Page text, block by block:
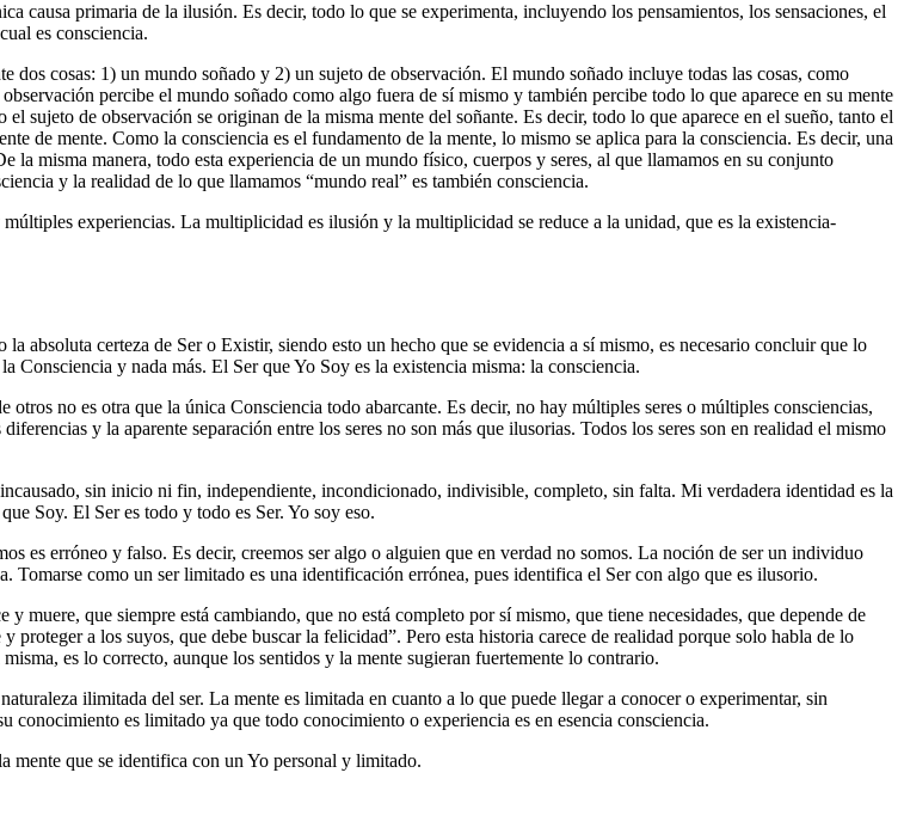
causa primaria de la ilusión. Es decir, todo lo que se experimenta, incluyendo los pensamientos, los sensaciones, el
es consciencia.
dos cosas: 1) un mundo soñado y 2) un sujeto de observación. El mundo soñado incluye todas las cosas, como
percibe el mundo soñado como algo fuera de sí mismo y también percibe todo lo que aparece en su mente
sujeto de observación se originan de la misma mente del soñante. Es decir, todo lo que aparece en el sueño, tanto el
de mente. Como la consciencia es el fundamento de la mente, lo mismo se aplica para la consciencia. Es decir, una
misma manera, todo esta experiencia de un mundo físico, cuerpos y seres, al que llamamos en su conjunto
y la realidad de lo que llamamos “mundo real” es también consciencia.
experiencias. La multiplicidad es ilusión y la multiplicidad se reduce a la unidad, que es la existencia-
absoluta certeza de Ser o Existir, siendo esto un hecho que se evidencia a sí mismo, es necesario concluir que lo
Consciencia y nada más. El Ser que Yo Soy es la existencia misma: la consciencia.
otros no es otra que la única Consciencia todo abarcante. Es decir, no hay múltiples seres o múltiples consciencias,
y la aparente separación entre los seres no son más que ilusorias. Todos los seres son en realidad el mismo
sin inicio ni fin, independiente, incondicionado, indivisible, completo, sin falta. Mi verdadera identidad es la
Soy. El Ser es todo y todo es Ser. Yo soy eso.
es erróneo y falso. Es decir, creemos ser algo o alguien que en verdad no somos. La noción de ser un individuo
Tomarse como un ser limitado es una identificación errónea, pues identifica el Ser con algo que es ilusorio.
que siempre está cambiando, que no está completo por sí mismo, que tiene necesidades, que depende de
a los suyos, que debe buscar la felicidad”. Pero esta historia carece de realidad porque solo habla de lo
es lo correcto, aunque los sentidos y la mente sugieran fuertemente lo contrario.
ilimitada del ser. La mente es limitada en cuanto a lo que puede llegar a conocer o experimentar, sin
conocimiento es limitado ya que todo conocimiento o experiencia es en esencia consciencia.
mente que se identifica con un Yo personal y limitado.